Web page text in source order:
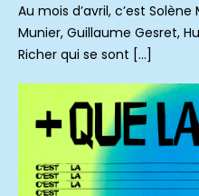
Au mois d’avril, c’est
Munier, Guillaume Gesret,
Richer qui se sont […]